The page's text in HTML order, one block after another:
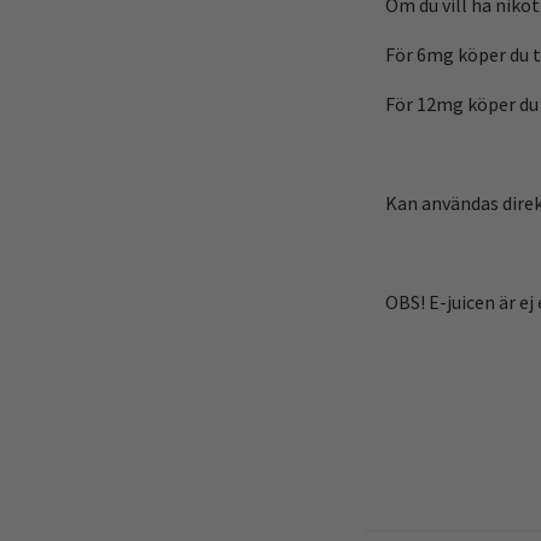
För 6mg köper
För 12mg köper
Kan användas
OBS! E-juicen är